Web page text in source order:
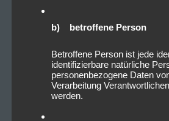
b) betroffene Person
Betroffene Person ist jede
identifizierbare natürliche
personenbezogene Daten
Verarbeitung
werden.